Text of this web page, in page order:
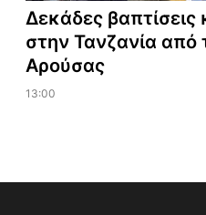
Δεκάδες
στην Τανζανία από
Αρούσας
13:00